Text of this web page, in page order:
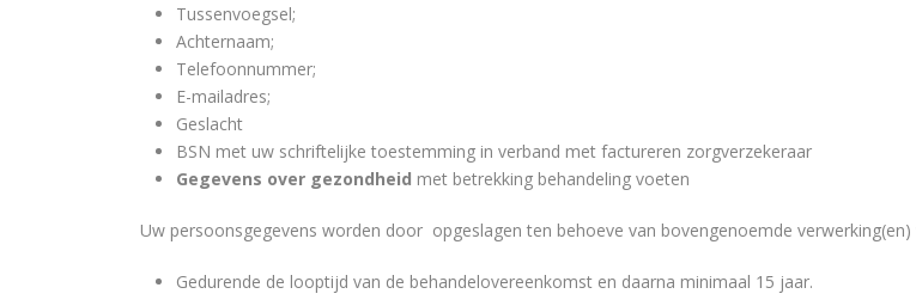
Tussenvoegsel;
Achternaam;
Telefoonnummer;
E-mailadres;
Geslacht
BSN met uw schriftelijke toestemming in verband met factureren zorgverzekeraar
Gegevens over gezondheid met betrekking behandeling voeten
Uw persoonsgegevens worden door opgeslagen ten behoeve van bovengenoemde
Gedurende de looptijd van de behandelovereenkomst en daarna minimaal 15 jaar.